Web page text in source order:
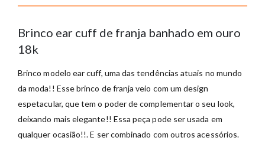
Brinco ear cuff de franja banhado em ouro
18k
Brinco modelo ear cuff, uma das tendências atuais no mundo
da moda!! Esse brinco de franja veio com um design
espetacular, que tem o poder de complementar o seu look,
deixando mais elegante!! Essa peça pode ser usada em
qualquer ocasião!!. E ser combinado com outros acessórios.